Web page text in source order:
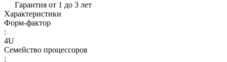
Гарантия от 1 до 3 лет
Характеристики
Форм-фактор
:
4U
Семейство процессоров
: